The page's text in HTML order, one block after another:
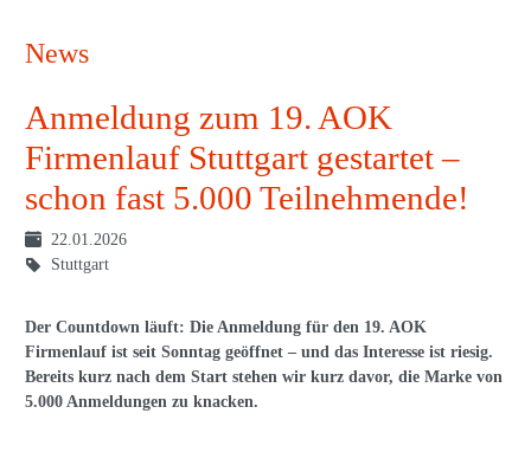
News
Anmeldung zum 19. AOK
Firmenlauf Stuttgart gestartet –
schon fast 5.000 Teilnehmende!
22.01.2026
Stuttgart
Der Countdown läuft: Die Anmeldung für den 19. AOK
Firmenlauf ist seit Sonntag geöffnet – und das Interesse ist riesig.
Bereits kurz nach dem Start stehen wir kurz davor, die Marke von
5.000 Anmeldungen zu knacken.